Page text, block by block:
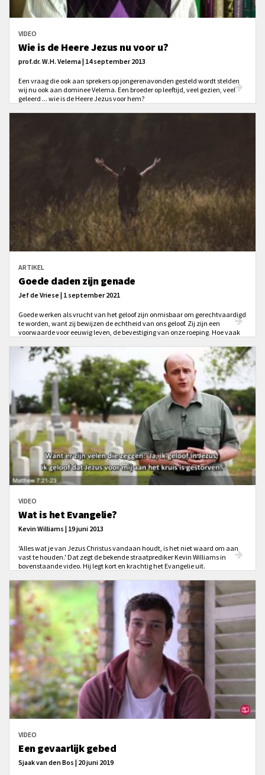
VIDEO
Wie is de Heere Jezus nu voor u?
prof.dr. W.H. Velema | 14 september 2013
Een vraag die ook aan sprekers op jongerenavonden gesteld wordt stelden
wij nu ook aan dominee Velema. Een broeder op leeftijd, veel gezien, veel
geleerd ... wie is de Heere Jezus voor hem?
ARTIKEL
Goede daden zijn genade
Jef de Vriese | 1 september 2021
Goede werken als vrucht van het geloof zijn onmisbaar om gerechtvaardigd
te worden, want zij bewijzen de echtheid van ons geloof. Zij zijn een
voorwaarde voor eeuwig leven, de bevestiging van onze roeping. Hoe vaak
VIDEO
Wat is het Evangelie?
Kevin Williams | 19 juni 2013
'Alles wat je van Jezus Christus vandaan houdt, is het niet waard om aan
vast te houden.' Dat zegt de bekende straatprediker Kevin Williams in
bovenstaande video. Hij legt kort en krachtig het Evangelie uit.
VIDEO
Een gevaarlijk gebed
Sjaak van den Bos | 20 juni 2019